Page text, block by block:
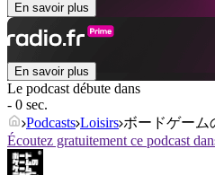
En savoir plus
En savoir plus
Le podcast débute dans
- 0 sec.
Podcasts Loisirs ボードゲーム
Écoutez gratuitement ce podcast